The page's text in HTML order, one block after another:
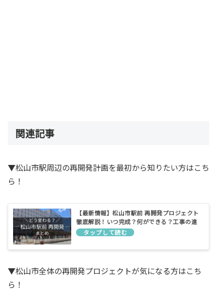
関連記事
▼松山市駅周辺の再開発計画を最初から知りたい方はこち
ら！
【最新情報】松山市駅前 再開発プロジェクト
徹底解説！いつ完成？何ができる？工事の進
捗は？
▼松山市全体の再開発プロジェクトが気になる方はこち
ら！